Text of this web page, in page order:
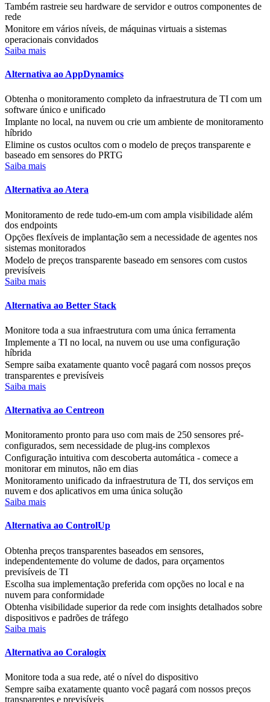
Também rastreie seu hardware de servidor e outros componentes de
rede
Monitore em vários níveis, de máquinas virtuais a sistemas
operacionais convidados
Saiba mais
Alternativa ao AppDynamics
Obtenha o monitoramento completo da infraestrutura de TI com um
software único e unificado
Implante no local, na nuvem ou crie um ambiente de monitoramento
híbrido
Elimine os custos ocultos com o modelo de preços transparente e
baseado em sensores do PRTG
Saiba mais
Alternativa ao Atera
Monitoramento de rede tudo-em-um com ampla visibilidade além
dos endpoints
Opções flexíveis de implantação sem a necessidade de agentes nos
sistemas monitorados
Modelo de preços transparente baseado em sensores com custos
previsíveis
Saiba mais
Alternativa ao Better Stack
Monitore toda a sua infraestrutura com uma única ferramenta
Implemente a TI no local, na nuvem ou use uma configuração
híbrida
Sempre saiba exatamente quanto você pagará com nossos preços
transparentes e previsíveis
Saiba mais
Alternativa ao Centreon
Monitoramento pronto para uso com mais de 250 sensores pré-
configurados, sem necessidade de plug-ins complexos
Configuração intuitiva com descoberta automática - comece a
monitorar em minutos, não em dias
Monitoramento unificado da infraestrutura de TI, dos serviços em
nuvem e dos aplicativos em uma única solução
Saiba mais
Alternativa ao ControlUp
Obtenha preços transparentes baseados em sensores,
independentemente do volume de dados, para orçamentos
previsíveis de TI
Escolha sua implementação preferida com opções no local e na
nuvem para conformidade
Obtenha visibilidade superior da rede com insights detalhados sobre
dispositivos e padrões de tráfego
Saiba mais
Alternativa ao Coralogix
Monitore toda a sua rede, até o nível do dispositivo
Sempre saiba exatamente quanto você pagará com nossos preços
transparentes e previsíveis